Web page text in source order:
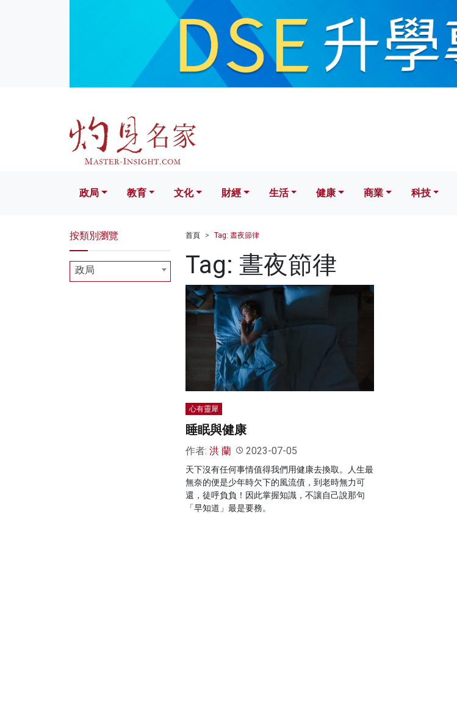
文化 財經 生活 健康 科技
政局 教育 文化 財經 生活 健康 商業 科技
首頁 Tag: 晝夜節律
Tag: 晝夜節律
心有靈犀
睡眠與健康
作者: 洪 蘭 2023-07-05
天下沒有任何事情值得我們用健康去換取。人生最
無奈的便是少年時欠下的風流債，到老時無力可
還，徒呼負負！因此掌握知識，不讓自己說那句
「早知道」最是要務。
按類別瀏覽
政局